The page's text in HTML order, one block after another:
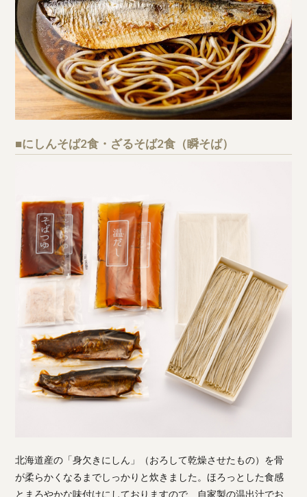
■にしんそば2食・ざるそば2食（瞬そば）
北海道産の「身欠きにしん」（おろして乾燥させたもの）を骨
が柔らかくなるまでしっかりと炊きました。ほろっとした食感
とまろやかな味付けにしておりますので、自家製の温出汁でお